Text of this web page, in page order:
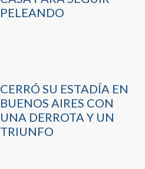
PELEANDO
CERRÓ SU ESTADÍA EN
BUENOS AIRES CON
UNA DERROTA Y UN
TRIUNFO